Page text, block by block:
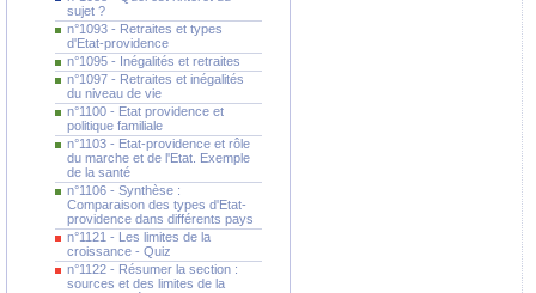
sujet ?
n°1093 - Retraites et types
d'Etat-providence
n°1095 - Inégalités et retraites
n°1097 - Retraites et inégalités
du niveau de vie
n°1100 - Etat providence et
politique familiale
n°1103 - Etat-providence et rôle
du marche et de l'Etat. Exemple
de la santé
n°1106 - Synthèse :
Comparaison des types d'Etat-
providence dans différents pays
n°1121 - Les limites de la
croissance - Quiz
n°1122 - Résumer la section :
sources et des limites de la